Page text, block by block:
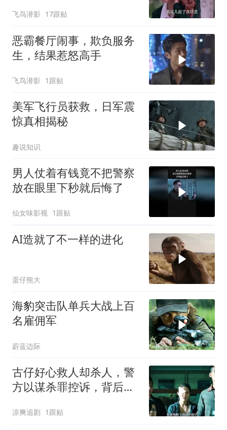
飞鸟潜影 17跟贴
恶霸餐厅闹事，欺负服务
生，结果惹怒高手
飞鸟潜影 1跟贴
美军飞行员获救，日军震
惊真相揭秘
趣说知识
男人仗着有钱竟不把警察
放在眼里下秒就后悔了
仙女味影视 1跟贴
AI造就了不一样的进化
蛋仔熊大
海豹突击队单兵大战上百
名雇佣军
蔚蓝边际
古仔好心救人却杀人，警
方以谋杀罪控诉，背后真
凉爽追剧 1跟贴